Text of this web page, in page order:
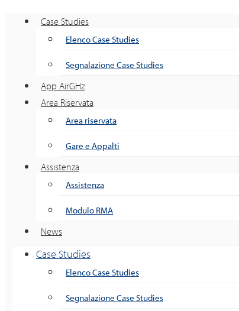
Case Studies
Elenco Case Studies
Segnalazione Case Studies
App AirGHz
Area Riservata
Area riservata
Gare e Appalti
Assistenza
Assistenza
Modulo RMA
News
Case Studies
Elenco Case Studies
Segnalazione Case Studies